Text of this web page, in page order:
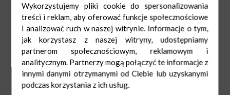
Wykorzystujemy pliki cookie do spersonalizowania
treści i reklam, aby oferować funkcje społecznościowe
i analizować ruch w naszej witrynie. Informacje o tym,
jak korzystasz z naszej witryny, udostępniamy
partnerom społecznościowym, reklamowym i
analitycznym. Partnerzy mogą połączyć te informacje z
innymi danymi otrzymanymi od Ciebie lub uzyskanymi
podczas korzystania z ich usług.